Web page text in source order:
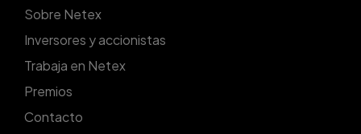
Sobre Netex
Inversores y accionistas
Trabaja en Netex
Premios
Contacto